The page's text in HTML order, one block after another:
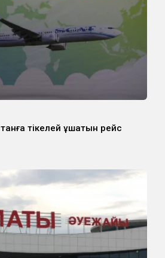
тікелей ұшатын рейс